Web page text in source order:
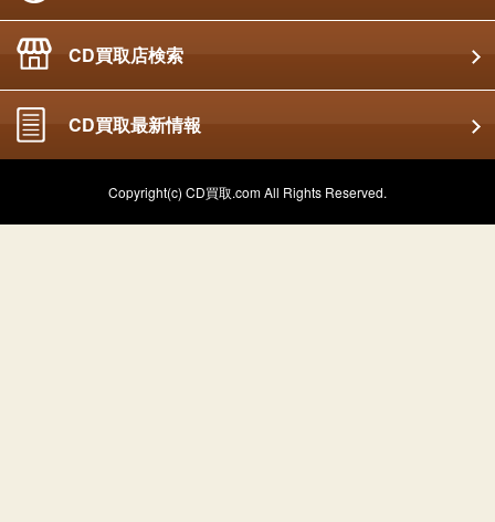
CD買取店検索
CD買取最新情報
Copyright(c) CD買取.com All Rights Reserved.